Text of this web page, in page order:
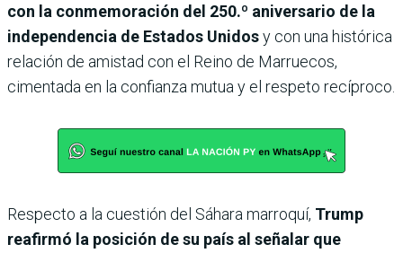
con la conmemoración del 250.º aniversario de la
independencia de Estados Unidosy con una histórica
relación de amistad con el Reino de Marruecos,
cimentada en la confianza mutua y el respeto recíproco.
Respecto a la cuestión del Sáhara marroquí, Trump
reafirmó la posición de su país al señalar que